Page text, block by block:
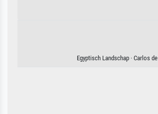
Egyptisch Landschap · Carlos